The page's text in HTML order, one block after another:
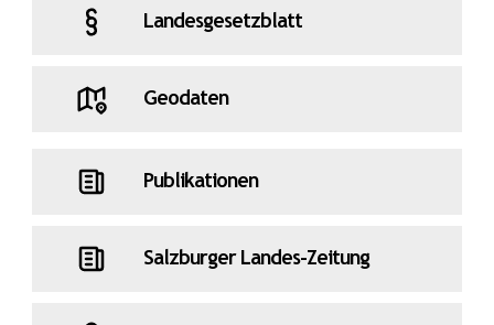
Landesgesetzblatt
Geodaten
Publikationen
Salzburger Landes-Zeitung